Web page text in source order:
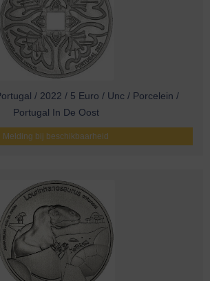
/ 2022 / 5 Euro / Unc / Porcelein /
Portugal In De Oost
Melding bij beschikbaarheid